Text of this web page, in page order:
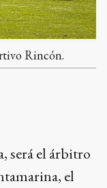
Rincón.
será el árbitro
el